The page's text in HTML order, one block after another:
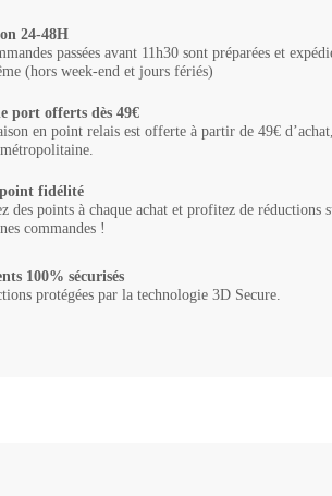
24-48H
passées avant 11h30 sont préparées et
(hors week-end et jours fériés)
port offerts dès 49€
en point relais est offerte à partir de 49€
fidélité
des points à chaque achat et profitez de réductions
commandes !
100% sécurisés
protégées par la technologie 3D Secure.